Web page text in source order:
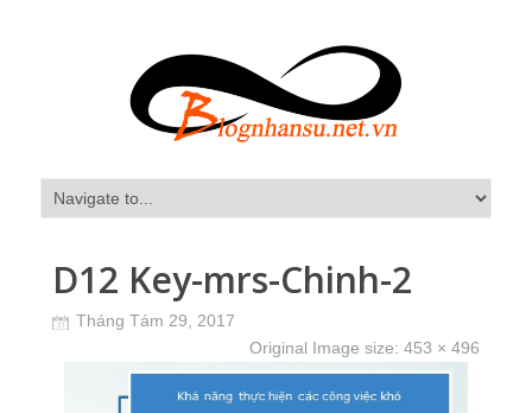
D12 Key-mrs-Chinh-2
Tháng Tám 29, 2017
Original Image size: 453 × 496